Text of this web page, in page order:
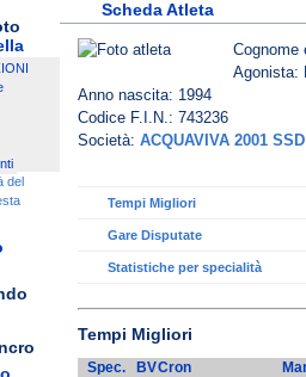
Scheda Atleta
Agonista:
Anno nascita: 1994
Codice F.I.N.: 743236
Società: ACQUAVIVA 2001
Tempi Migliori
Gare Disputate
Statistiche per specialità
Tempi Migliori
Spec. BVCron